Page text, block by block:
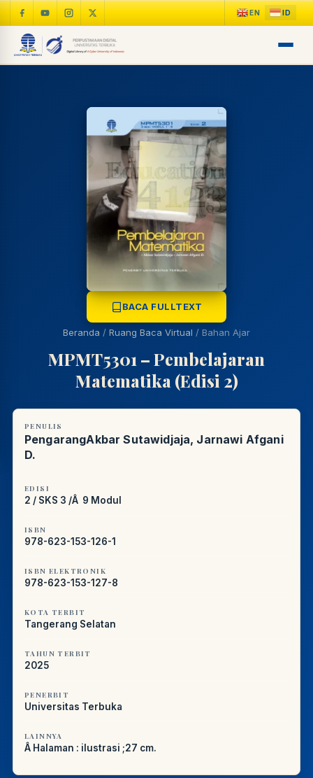
BACA FULLTEXT
Beranda / Ruang Baca Virtual / Bahan Ajar
MPMT5301 – Pembelajaran
Matematika (Edisi 2)
PENULIS
PengarangAkbar Sutawidjaja, Jarnawi Afgani
D.
EDISI
2 / SKS 3 /Â 9 Modul
ISBN
978-623-153-126-1
ISBN ELEKTRONIK
978-623-153-127-8
KOTA TERBIT
Tangerang Selatan
TAHUN TERBIT
2025
PENERBIT
Universitas Terbuka
LAINNYA
Â Halaman : ilustrasi ;27 cm.
NARA
LIBRARY NAVIGASI AKSES
REFERENSI AKADEMIK
Online A±
PUSTAKAWAN DIGITAL UT · LAYANAN INFORMASI
AKADEMIK